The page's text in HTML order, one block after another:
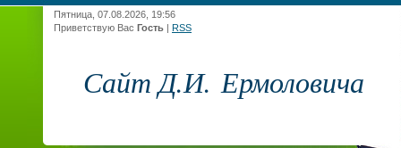
Пятница, 07.08.2026, 19:56
Приветствую Вас Гость | RSS
Сайт Д.И. Ермоловича